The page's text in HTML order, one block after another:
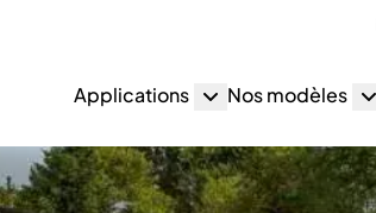
Applications Nos modèles